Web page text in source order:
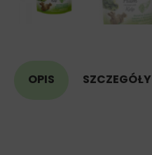
OPIS SZCZEGÓŁY